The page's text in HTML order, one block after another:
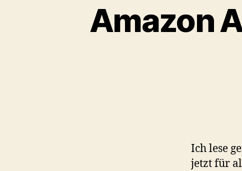
Amazon
Ich lese
jetzt für